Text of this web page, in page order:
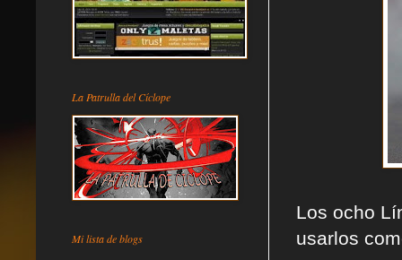
Los ocho
usarlos
La Patrulla del Cíclope
Mi lista de blogs